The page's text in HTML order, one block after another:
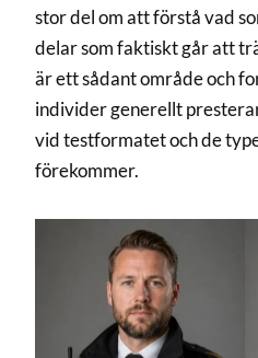
stor del om att förstå vad
delar som faktiskt går att
är ett sådant område och
individer generellt
vid testformatet och de
förekommer.